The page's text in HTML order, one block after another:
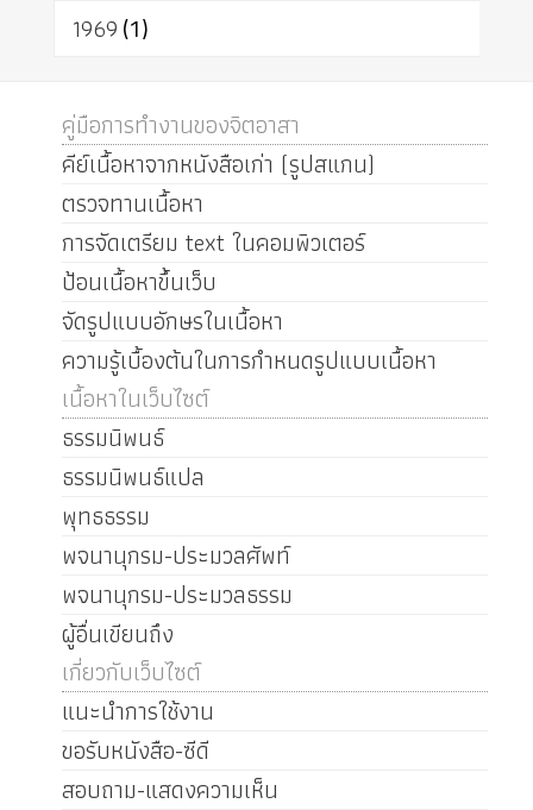
1969(1)
คู่มือการทำงานของจิตอาสา
คีย์เนื้อหาจากหนังสือเก่า (รูปสแกน)
ตรวจทานเนื้อหา
การจัดเตรียม text ในคอมพิวเตอร์
ป้อนเนื้อหาขึ้นเว็บ
จัดรูปแบบอักษรในเนื้อหา
ความรู้เบื้องต้นในการกำหนดรูปแบบเนื้อหา
เนื้อหาในเว็บไซต์
ธรรมนิพนธ์
ธรรมนิพนธ์แปล
พุทธธรรม
พจนานุกรม-ประมวลศัพท์
พจนานุกรม-ประมวลธรรม
ผู้อื่นเขียนถึง
เกี่ยวกับเว็บไซต์
แนะนำการใช้งาน
ขอรับหนังสือ-ซีดี
สอบถาม-แสดงความเห็น